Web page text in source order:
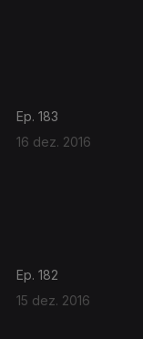
Ep. 183
16 dez. 2016
Ep. 182
15 dez. 2016